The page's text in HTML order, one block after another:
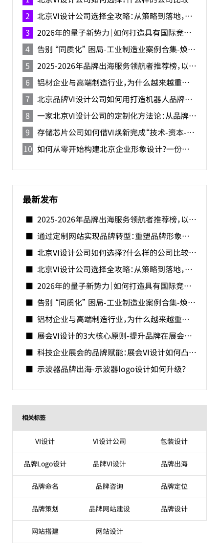
北京VI设计公司选择全攻略：从策略到落地，构建差异化品牌视觉体系
2026年的量子新势力｜如何打造具有国际竞争力的中国量子品牌？
告别 “同质化” 困局-工业制造业案例合集-焕识助力精密制造企业打造品牌形象
2025-2026年品牌出海服务领航者推荐榜，以全球视野驱动品牌新生的国际之路
铝材企业与高端制造行业，为什么越来越重视 VI 设计？
北京品牌VI设计公司如何用打造机器人品牌识别系统？
一家北京VI设计公司的定制化方法论：从品牌DNA到视觉系统落地
存储芯片公司如何借VI焕新完成“技术-资本-品牌”三级跳-北京VI设计公司
如何从零开始构建北京企业形象设计？一份北京品牌形象手册设计指南
最新发布
2025-2026年品牌出海服务领航者推荐榜，以全球视野驱动品牌新生的国际之路
通过定制网站实现品牌转型：重塑品牌形象的数字化战略
北京VI设计公司如何选择？什么样的公司比较好？
北京VI设计公司选择全攻略：从策略到落地，构建差异化品牌视觉体系
2026年的量子新势力｜如何打造具有国际竞争力的中国量子品牌？
告别 “同质化” 困局-工业制造业案例合集-焕识助力精密制造企业打造品牌形象
铝材企业与高端制造行业，为什么越来越重视 VI 设计？
展会VI设计的3大核心原则-提升品牌在展会中曝光量
科技企业展会的品牌赋能：展会VI设计如何凸显技术硬实力？
示波器品牌出海-示波器logo设计如何升级？
相关标签
VI设计 VI设计公司 包装设计
品牌Logo设计 品牌VI设计 品牌出海
品牌命名 品牌咨询 品牌定位
品牌策划 品牌网站建设 品牌设计
网站搭建 网站设计